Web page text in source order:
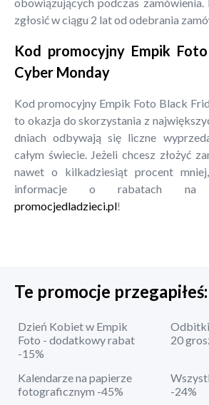
zgłosić w ciągu 2 lat od odebrania
Kod promocyjny Empik
Cyber Monday
Kod promocyjny Empik Foto Black
to okazja do skorzystania z
dniach odbywają się liczne
całym świecie. Jeżeli chcesz złożyć
nawet o kilkadziesiąt procent
informacje o rabatach na
promocjedladzieci.pl!
Te promocje przegapiłeś:
Dzień Kobiet w Empik
Foto - dodatkowy rabat
-15%
Odbitki
20
Kalendarze na papierze
fotograficznym -45%
-24%